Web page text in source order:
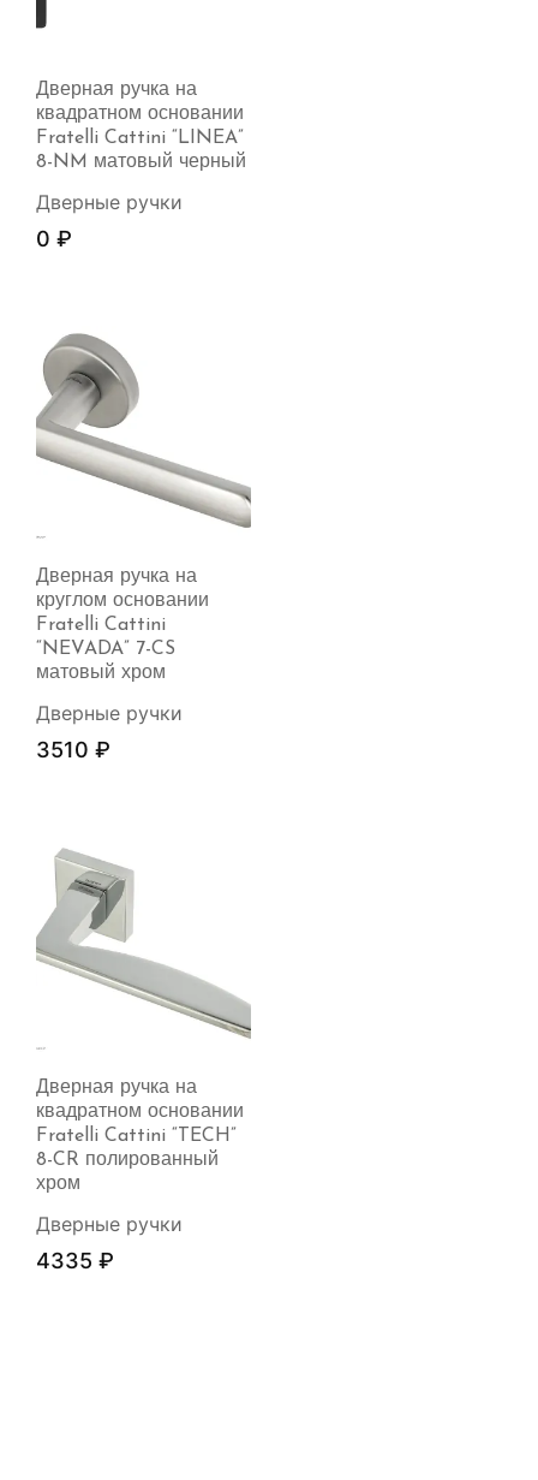
Дверная ручка на
квадратном основании
Fratelli Cattini “LINEA”
8-NM матовый черный
Дверные ручки
0 ₽
Дверная ручка на
круглом основании
Fratelli Cattini
“NEVADA” 7-CS
матовый хром
Дверные ручки
3510 ₽
Дверная ручка на
квадратном основании
Fratelli Cattini “TECH”
8-CR полированный
хром
Дверные ручки
4335 ₽